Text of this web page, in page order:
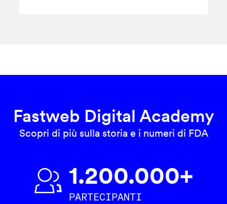
Fastweb Digital Academy
Scopri di più sulla storia e i numeri di FDA
1.200.000+
PARTECIPANTI